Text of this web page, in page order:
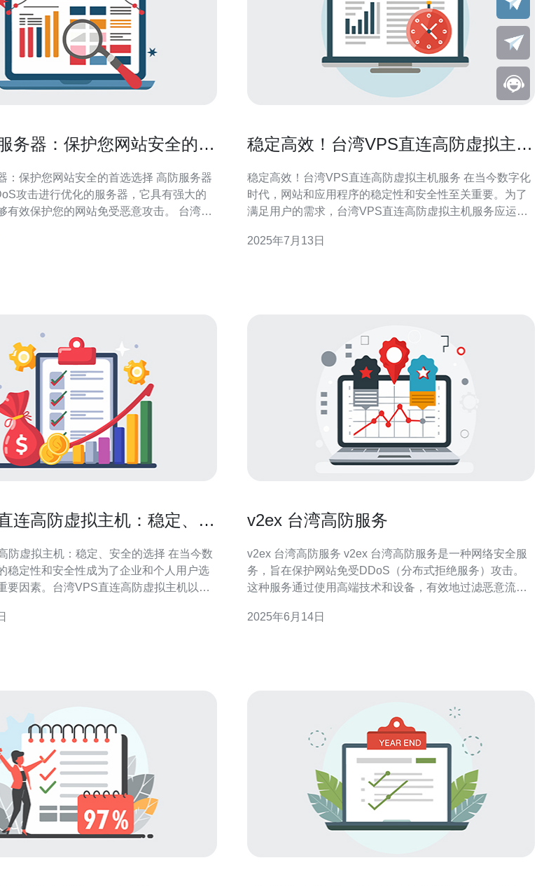
务器：保护您网站安全的首
护您网站安全的首选选择 高防服务器
攻击进行优化的服务器，它具有强大的
效保护您的网站免受恶意攻击。 台湾作
定可靠的高防服务器服务。 以下是选择台
稳定高效！台湾VPS直连高防虚拟主机
稳定高效！台湾VPS直连高防虚拟主机服务 在当今数字化
时代，网站和应用程序的稳定性和安全性至关重要。为了
满足用户的需求，台湾VPS直连高防虚拟主机服务应运而
供了一个稳定高效的虚拟主机环境。 台湾VPS直连高防虚
2025年7月13日
连高防虚拟主机：稳定、安
虚拟主机：稳定、安全的选择 在当今数
稳定性和安全性成为了企业和个人用户选
要因素。台湾VPS直连高防虚拟主机以其
直连高防虚拟主机的特点以及为什么它是
v2ex 台湾高防服务
v2ex 台湾高防服务 v2ex 台湾高防服务是一种网络安全服
务，旨在保护网站免受DDoS（分布式拒绝服务）攻击。
这种服务通过使用高端技术和设备，有效地过滤恶意流
湾高防服务具有以下优势： 强大的防御能力：利用先进的
2025年6月14日